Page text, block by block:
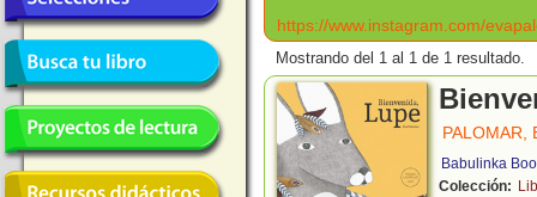
https://www.instagram.com/
Mostrando del 1 al 1 de 1 resultado.
PALOMAR,
Babulinka
Colección: